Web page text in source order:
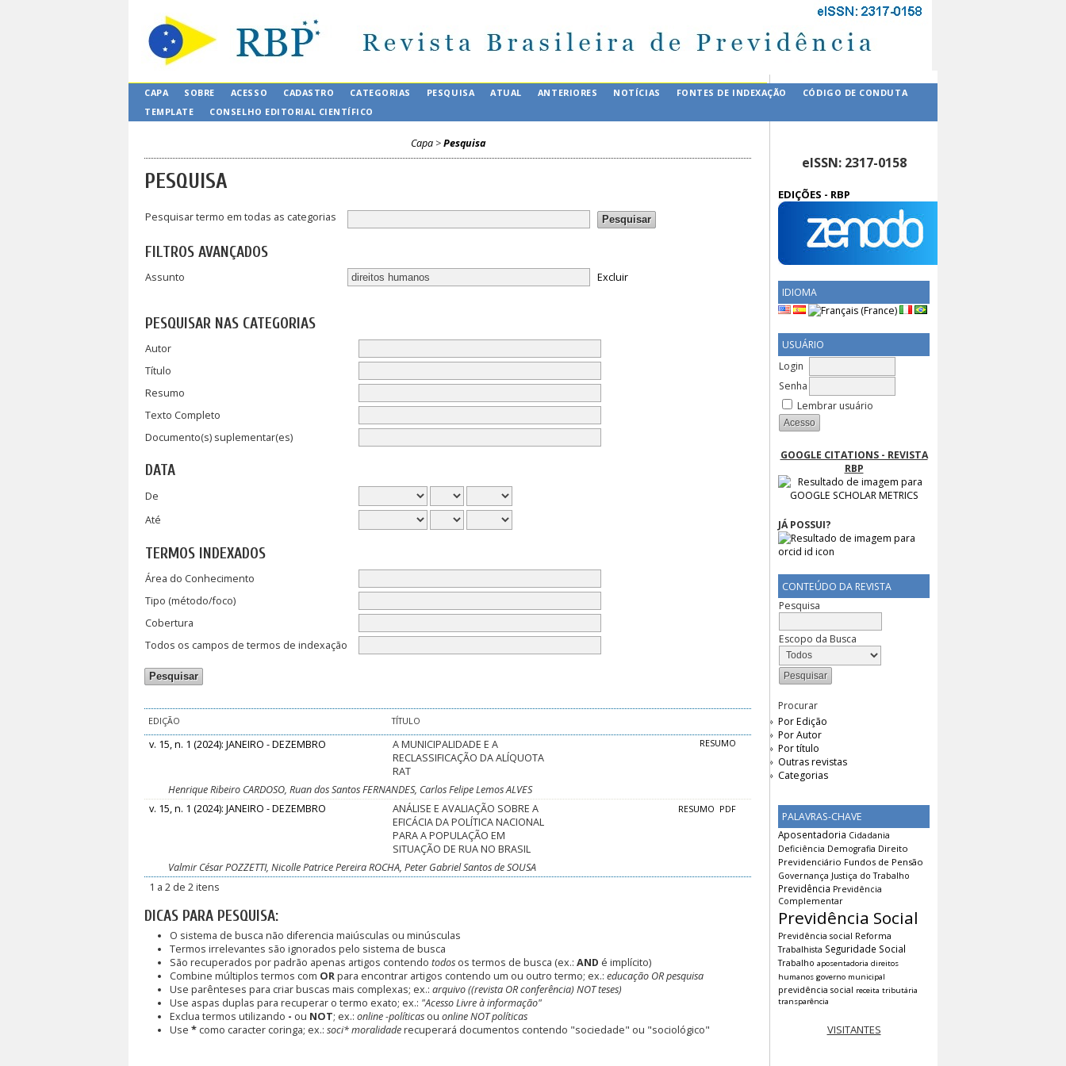
eISSN: 2317-0158
EDIÇÕES - RBP
IDIOMA
USUÁRIO
Login
Senha
Lembrar usuário
GOOGLE CITATIONS - REVISTA
RBP
JÁ POSSUI?
CONTEÚDO DA REVISTA
Pesquisa
Escopo da Busca
Procurar
Por Edição
Por Autor
Por título
Outras revistas
Categorias
PALAVRAS-CHAVE
Aposentadoria Cidadania
Deficiência Demografia Direito
Previdenciário Fundos de Pensão
Governança Justiça do Trabalho
Previdência Previdência
Complementar
Previdência Social
Previdência social Reforma
Trabalhista Seguridade Social
Trabalho aposentadoria direitos
humanos governo municipal
previdência social receita tributária
transparência
VISITANTES
CAPA SOBRE ACESSO CADASTRO CATEGORIAS PESQUISA ATUAL ANTERIORES NOTÍCIAS FONTES DE INDEXAÇÃO
CÓDIGO DE CONDUTA
TEMPLATE
CONSELHO EDITORIAL CIENTÍFICO
Capa>Pesquisa
PESQUISA
Pesquisar termo em todas as categorias
FILTROS AVANÇADOS
Assunto Excluir
PESQUISAR NAS CATEGORIAS
Autor
Título
Resumo
Texto Completo
Documento(s) suplementar(es)
DATA
De
Até
TERMOS INDEXADOS
Área do Conhecimento
Tipo (método/foco)
Cobertura
Todos os campos de termos de indexação
EDIÇÃO TÍTULO
v. 15, n. 1 (2024): JANEIRO - DEZEMBRO
A MUNICIPALIDADE E A
RECLASSIFICAÇÃO DA ALÍQUOTA
RAT
RESUMO
Henrique Ribeiro CARDOSO, Ruan dos Santos FERNANDES, Carlos Felipe Lemos ALVES
v. 15, n. 1 (2024): JANEIRO - DEZEMBRO
ANÁLISE E AVALIAÇÃO SOBRE A
EFICÁCIA DA POLÍTICA NACIONAL
PARA A POPULAÇÃO EM
SITUAÇÃO DE RUA NO BRASIL
RESUMO PDF
Valmir César POZZETTI, Nicolle Patrice Pereira ROCHA, Peter Gabriel Santos de SOUSA
1 a 2 de 2 itens
DICAS PARA PESQUISA:
O sistema de busca não diferencia maiúsculas ou minúsculas
Termos irrelevantes são ignorados pelo sistema de busca
São recuperados por padrão apenas artigos contendo todosos termos de busca (ex.: AND é implícito)
Combine múltiplos termos com ORpara encontrar artigos contendo um ou outro termo; ex.: educação OR pesquisa
Use parênteses para criar buscas mais complexas; ex.: arquivo ((revista OR conferência) NOT teses)
Use aspas duplas para recuperar o termo exato; ex.: "Acesso Livre à informação"
Exclua termos utilizando - ou NOT; ex.: online -políticasou online NOT políticas
Use *como caracter coringa; ex.: soci* moralidaderecuperará documentos contendo "sociedade" ou "sociológico"